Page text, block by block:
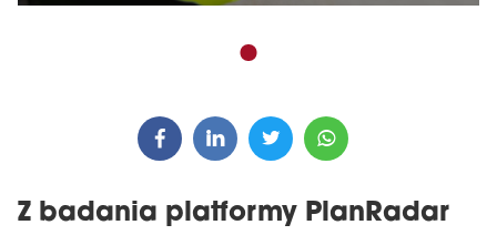
Z badania platformy PlanRadar